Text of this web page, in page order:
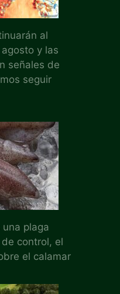
al
y las
señales de
seguir
plaga
control, el
el calamar